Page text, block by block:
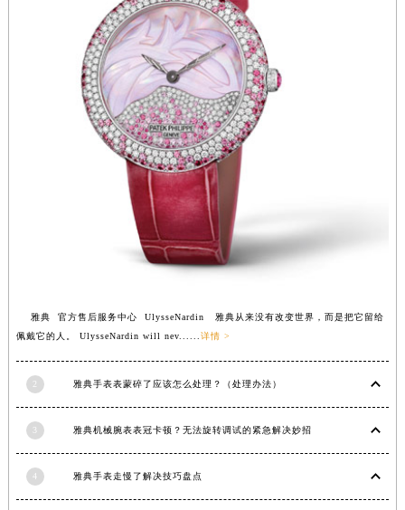
雅典 官方售后服务中心 UlysseNardin 雅典从来没有改变世界，而是把它留给
佩戴它的人。 UlysseNardin will nev...... 详情 >
2 雅典手表表蒙碎了应该怎么处理？（处理办法）
3 雅典机械腕表表冠卡顿？无法旋转调试的紧急解决妙招
4 雅典手表走慢了解决技巧盘点